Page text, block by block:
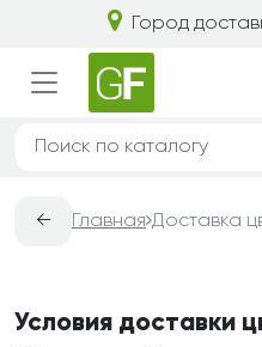
Город
← Главная
Условия доставки